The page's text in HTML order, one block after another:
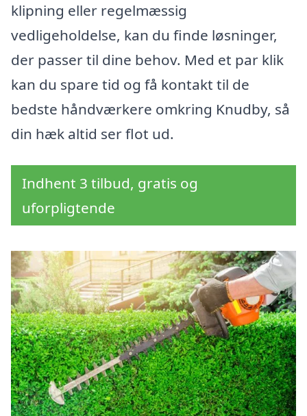
klipning eller regelmæssig
vedligeholdelse, kan du finde løsninger,
der passer til dine behov. Med et par klik
kan du spare tid og få kontakt til de
bedste håndværkere omkring Knudby, så
din hæk altid ser flot ud.
Indhent 3 tilbud, gratis og
uforpligtende